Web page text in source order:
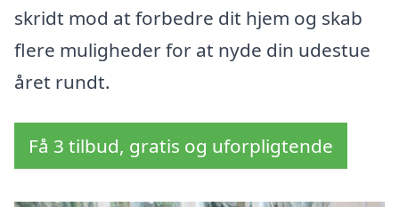
skridt mod at forbedre dit hjem og skab
flere muligheder for at nyde din udestue
året rundt.
Få 3 tilbud, gratis og uforpligtende